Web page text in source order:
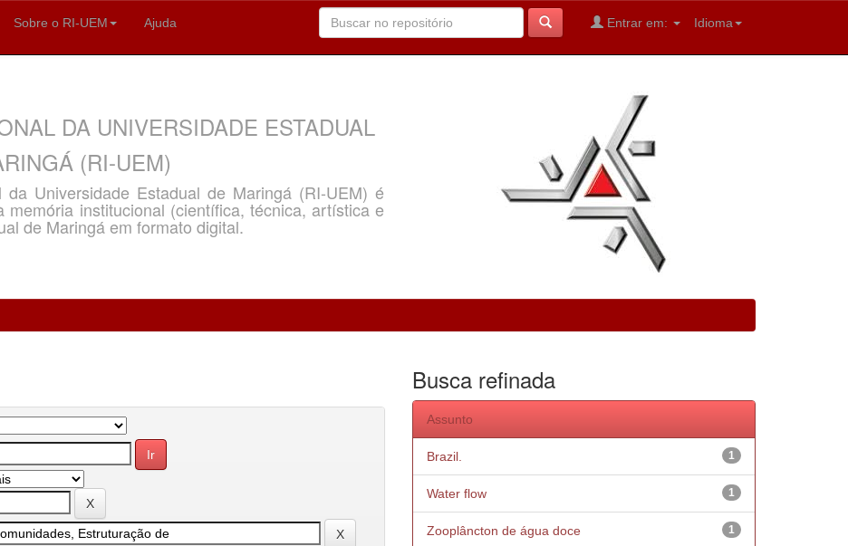
Sobre o RI-UEM Ajuda Idioma
Entrar em:
DA UNIVERSIDADE ESTADUAL
(RI-UEM)
Universidade Estadual de Maringá (RI-UEM) é
institucional (científica, técnica, artística e
de Maringá em formato digital.
Busca refinada
Assunto
1
Brazil.
1
Water flow
1
Zooplâncton de água doce